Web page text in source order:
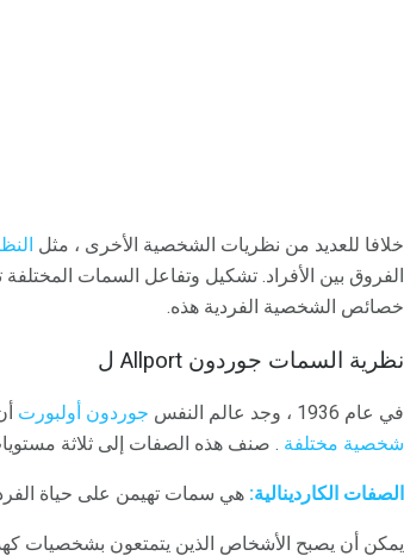
خلافا للعديد من نظريات الشخصية الأخرى ، مثل
الفروق بين الأفراد. تشكيل وتفاعل السمات
خصائص الشخصية الفردية هذه.
نظرية السمات جوردون Allport ل
في عام 1936 ، وجد عالم النفس جوردون أولبورت
شخصية مختلفة . صنف هذه الصفات إلى ثلاثة
الصفات الكاردينالية: هي سمات تهيمن على حياة
يمكن أن يصبح الأشخاص الذين يتمتعون بشخصيات